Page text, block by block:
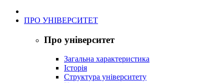
ПРО УНІВЕРСИТЕТ
Про університет
Загальна характеристика
Історія
Структура університету